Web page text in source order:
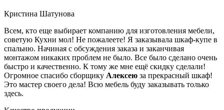
Кристина Шатунова
Всем, кто еще выбирает компанию для изготовления мебели,
советую Кухни мол! Не пожалеете! Я заказывала шкаф-купе в
спальню. Начиная с обсуждения заказа и заканчивая
монтажом никаких проблем не было. Все было сделано очень
быстро и качественно. К тому же мне ещё скидку сделали!
Огромное спасибо сборщику Алексею за прекрасный шкаф!
Это мастер своего дела! Всю мебель буду заказывать только
здесь.